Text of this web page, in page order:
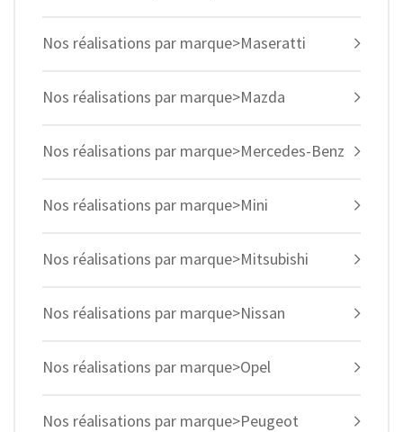
Nos réalisations par marque>Maseratti
Nos réalisations par marque>Mazda
Nos réalisations par marque>Mercedes-Benz
Nos réalisations par marque>Mini
Nos réalisations par marque>Mitsubishi
Nos réalisations par marque>Nissan
Nos réalisations par marque>Opel
Nos réalisations par marque>Peugeot